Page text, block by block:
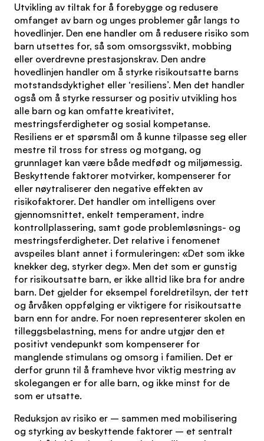
Utvikling av tiltak for å forebygge og redusere
omfanget av barn og unges problemer går langs to
hovedlinjer. Den ene handler om å redusere risiko som
barn utsettes for, så som omsorgssvikt, mobbing
eller overdrevne prestasjonskrav. Den andre
hovedlinjen handler om å styrke risikoutsatte barns
motstandsdyktighet eller ‘resiliens’. Men det handler
også om å styrke ressurser og positiv utvikling hos
alle barn og kan omfatte kreativitet,
mestringsferdigheter og sosial kompetanse.
Resiliens er et spørsmål om å kunne tilpasse seg eller
mestre til tross for stress og motgang, og
grunnlaget kan være både medfødt og miljømessig.
Beskyttende faktorer motvirker, kompenserer for
eller nøytraliserer den negative effekten av
risikofaktorer. Det handler om intelligens over
gjennomsnittet, enkelt temperament, indre
kontrollplassering, samt gode problemløsnings- og
mestringsferdigheter. Det relative i fenomenet
avspeiles blant annet i formuleringen: «Det som ikke
knekker deg, styrker deg». Men det som er gunstig
for risikoutsatte barn, er ikke alltid like bra for andre
barn. Det gjelder for eksempel foreldretilsyn, der tett
og årvåken oppfølging er viktigere for risikoutsatte
barn enn for andre. For noen representerer skolen en
tilleggsbelastning, mens for andre utgjør den et
positivt vendepunkt som kompenserer for
manglende stimulans og omsorg i familien. Det er
derfor grunn til å framheve hvor viktig mestring av
skolegangen er for alle barn, og ikke minst for de
som er utsatte.
Reduksjon av risiko er – sammen med mobilisering
og styrking av beskyttende faktorer – et sentralt